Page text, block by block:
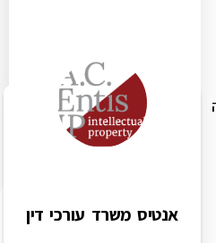
אנטיס משרד עורכי דין